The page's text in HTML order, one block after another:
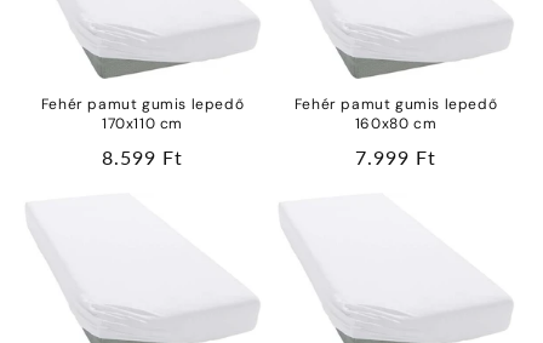
Fehér pamut gumis lepedő
170x110 cm
Normál
8.599 Ft
Fehér pamut gumis lepedő
160x80 cm
Normál
7.999 Ft